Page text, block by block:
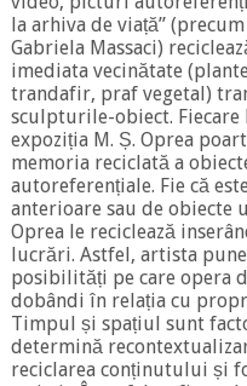
la arhiva de viață”
Gabriela Massaci)
imediata vecinătate
trandafir, praf vegetal)
sculpturile-obiect.
expoziția M. Ș. Oprea
memoria reciclată a
autoreferențiale. Fie că
anterioare sau de obiecte
Oprea le reciclează
lucrări. Astfel, artista
posibilități pe care opera
dobândi în relația cu
Timpul și spațiul sunt
determină
reciclarea conținutului și